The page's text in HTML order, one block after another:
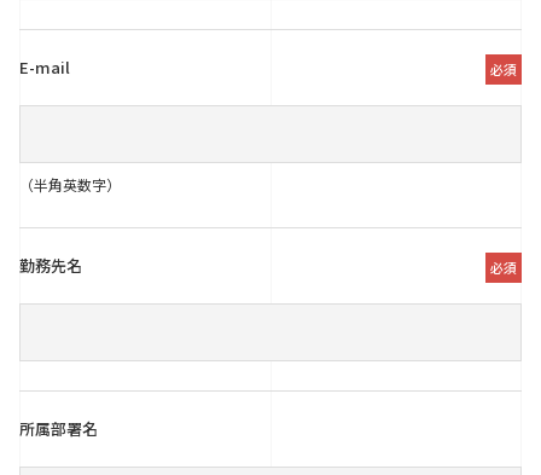
E-mail 必須
（半角英数字）
勤務先名 必須
所属部署名